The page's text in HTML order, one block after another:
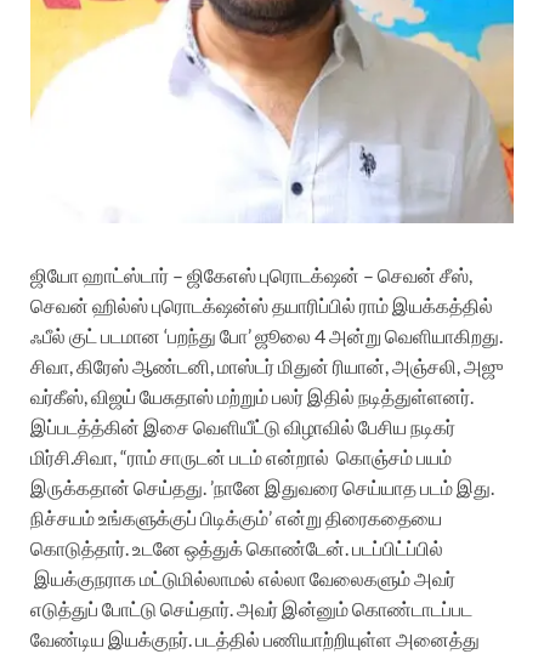
ஜியோ ஹாட்ஸ்டார் – ஜிகேஎஸ் புரொடக்‌ஷன் – செவன் சீஸ்,
செவன் ஹில்ஸ் புரொடக்‌ஷன்ஸ் தயாரிப்பில் ராம் இயக்கத்தில்
ஃபீல் குட் படமான ‘பறந்து போ’ ஜூலை 4 அன்று வெளியாகிறது.
சிவா, கிரேஸ் ஆண்டனி, மாஸ்டர் மிதுன் ரியான், அஞ்சலி, அஜு
வர்கீஸ், விஜய் யேசுதாஸ் மற்றும் பலர் இதில் நடித்துள்ளனர்.
இப்படத்த்கின் இசை வெளியீட்டு விழாவில் பேசிய நடிகர்
மிர்சி.சிவா,“ராம் சாருடன் படம் என்றால் கொஞ்சம் பயம்
இருக்கதான் செய்தது. ’நானே இதுவரை செய்யாத படம் இது.
நிச்சயம் உங்களுக்குப் பிடிக்கும்’ என்று திரைகதையை
கொடுத்தார். உடனே ஒத்துக் கொண்டேன். படப்பிட்ப்பில்
இயக்குநராக மட்டுமில்லாமல் எல்லா வேலைகளும் அவர்
எடுத்துப் போட்டு செய்தார். அவர் இன்னும் கொண்டாடப்பட
வேண்டிய இயக்குநர். படத்தில் பணியாற்றியுள்ள அனைத்து